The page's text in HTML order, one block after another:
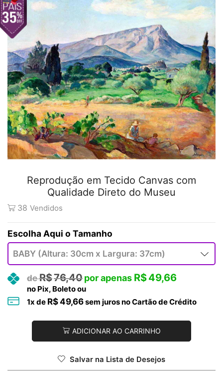
Reprodução em Tecido Canvas com
Qualidade Direto do Museu
38 Vendidos
Tamanho
R$76,40 R$49,66
no Pix, Boleto ou
1x de R$49,66sem juros no Cartão de Crédito
ADICIONAR AO CARRINHO
Salvar na Lista de Desejos